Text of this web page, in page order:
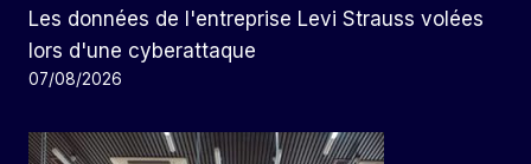
Les données de l'entreprise Levi Strauss volées
lors d'une cyberattaque
07/08/2026